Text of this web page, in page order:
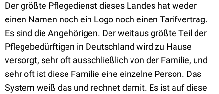
Der größte Pflegedienst dieses Landes hat weder
einen Namen noch ein Logo noch einen Tarifvertrag.
Es sind die Angehörigen. Der weitaus größte Teil der
Pflegebedürftigen in Deutschland wird zu Hause
versorgt, sehr oft ausschließlich von der Familie, und
sehr oft ist diese Familie eine einzelne Person. Das
System weiß das und rechnet damit. Es ist auf diese